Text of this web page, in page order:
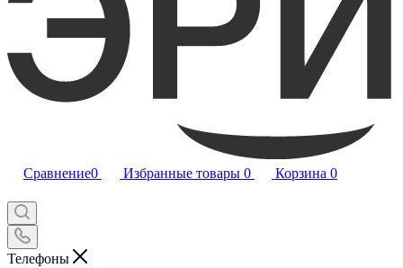
Сравнение0 Избранные товары 0 Корзина 0
Телефоны